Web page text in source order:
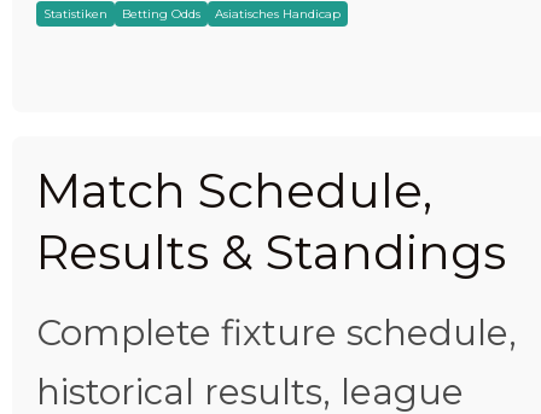
Statistiken Betting Odds Asiatisches Handicap
Match Schedule,
Results & Standings
Complete fixture schedule,
historical results, league